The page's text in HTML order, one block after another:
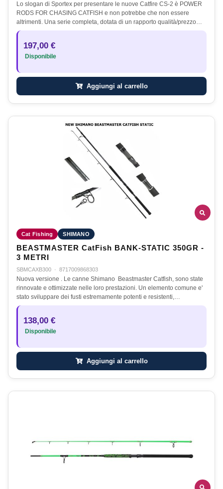
Lo slogan di Sportex per presentare le nuove Catfire CS-2 è POWER
RODS FOR CHASING CATFISH e non potrebbe che non essere
altrimenti. Una serie completa, dotata di un rapporto qualità/prezzo…
197,00 €
Disponibile
Aggiungi al carrello
Cat Fishing SHIMANO
BEASTMASTER CatFish BANK-STATIC 350GR -
3 METRI
SBMCAXB300 · 8717009868303
Nuova versione . Le canne Shimano Beastmaster Catfish, sono state
rinnovate e ottimizzate nelle loro prestazioni. Un elemento comune e'
stato sviluppare dei fusti estremamente potenti e resistenti,…
138,00 €
Disponibile
Aggiungi al carrello